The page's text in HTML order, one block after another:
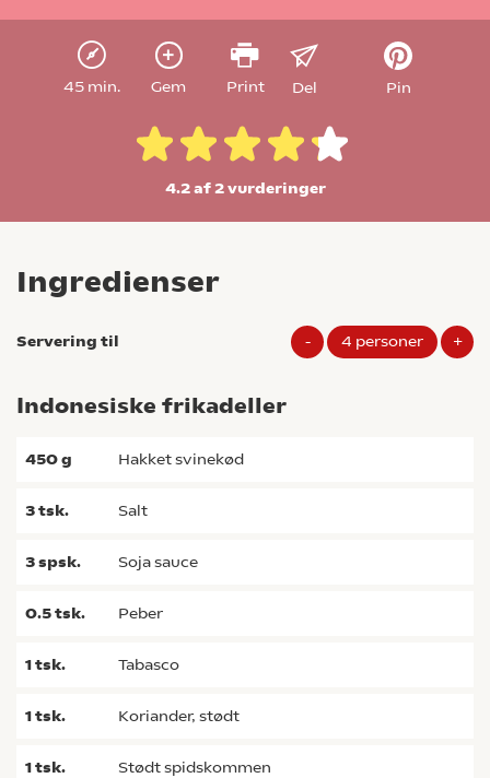
45 min. Gem Print Del Pin
4.2 af 2vurderinger
Ingredienser
Servering til - 4 personer +
Indonesiske frikadeller
450g hakket svinekød
3tsk. salt
3spsk. soja sauce
0.5tsk. peber
1tsk. tabasco
1tsk. koriander, stødt
1tsk. stødt spidskommen